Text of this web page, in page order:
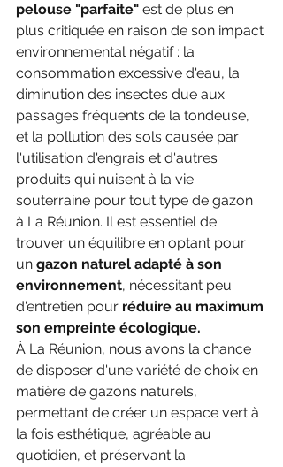
pelouse "parfaite" est de plus en
plus critiquée en raison de son impact
environnemental négatif : la
consommation excessive d'eau, la
diminution des insectes due aux
passages fréquents de la tondeuse,
et la pollution des sols causée par
l'utilisation d'engrais et d'autres
produits qui nuisent à la vie
souterraine pour tout type de gazon
à La Réunion. Il est essentiel de
trouver un équilibre en optant pour
un gazon naturel adapté à son
environnement, nécessitant peu
d'entretien pour réduire au maximum
son empreinte écologique.
À La Réunion, nous avons la chance
de disposer d'une variété de choix en
matière de gazons naturels,
permettant de créer un espace vert à
la fois esthétique, agréable au
quotidien, et préservant la